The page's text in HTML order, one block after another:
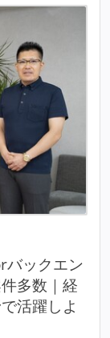
バックエン
多数｜経
活躍しよ